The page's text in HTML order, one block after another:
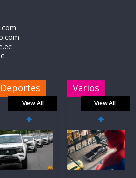
Deportes
View All
Varios
View All